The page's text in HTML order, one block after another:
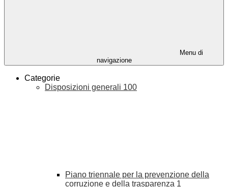
Menu di
navigazione
Categorie
Disposizioni generali 100
Piano triennale per la prevenzione della
corruzione e della trasparenza 1